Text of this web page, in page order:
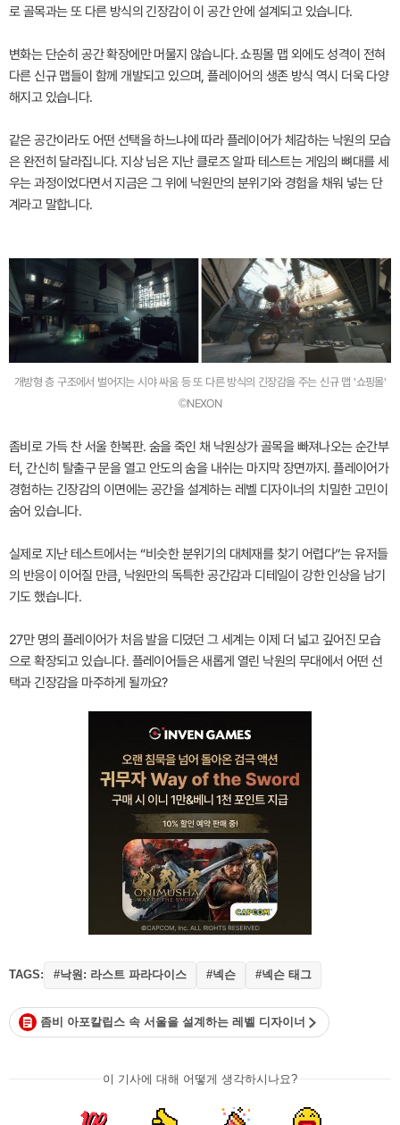
로 골목과는 또 다른 방식의 긴장감이 이 공간 안에 설계되고 있습니다.
변화는 단순히 공간 확장에만 머물지 않습니다. 쇼핑몰 맵 외에도 성격이 전혀
다른 신규 맵들이 함께 개발되고 있으며, 플레이어의 생존 방식 역시 더욱 다양
해지고 있습니다.
같은 공간이라도 어떤 선택을 하느냐에 따라 플레이어가 체감하는 낙원의 모습
은 완전히 달라집니다. 지상 님은 지난 클로즈 알파 테스트는 게임의 뼈대를 세
우는 과정이었다면서 지금은 그 위에 낙원만의 분위기와 경험을 채워 넣는 단
계라고 말합니다.
개방형 층 구조에서 벌어지는 시야 싸움 등 또 다른 방식의 긴장감을 주는 신규 맵 '쇼핑몰'
©NEXON
좀비로 가득 찬 서울 한복판. 숨을 죽인 채 낙원상가 골목을 빠져나오는 순간부
터, 간신히 탈출구 문을 열고 안도의 숨을 내쉬는 마지막 장면까지. 플레이어가
경험하는 긴장감의 이면에는 공간을 설계하는 레벨 디자이너의 치밀한 고민이
숨어 있습니다.
실제로 지난 테스트에서는 “비슷한 분위기의 대체재를 찾기 어렵다”는 유저들
의 반응이 이어질 만큼, 낙원만의 독특한 공간감과 디테일이 강한 인상을 남기
기도 했습니다.
27만 명의 플레이어가 처음 발을 디뎠던 그 세계는 이제 더 넓고 깊어진 모습
으로 확장되고 있습니다. 플레이어들은 새롭게 열린 낙원의 무대에서 어떤 선
택과 긴장감을 마주하게 될까요?
TAGS: #낙원: 라스트 파라다이스 #넥슨 #넥슨 태그
좀비 아포칼립스 속 서울을 설계하는 레벨 디자이너
이 기사에 대해 어떻게 생각하시나요?